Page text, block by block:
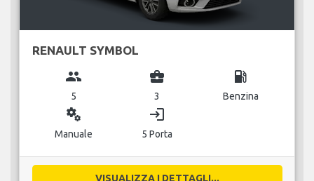
RENAULT SYMBOL
group
5
business_center
3
local_gas_station
Benzina
miscellaneous_services
Manuale
login
5 Porta
VISUALIZZA I DETTAGLI...